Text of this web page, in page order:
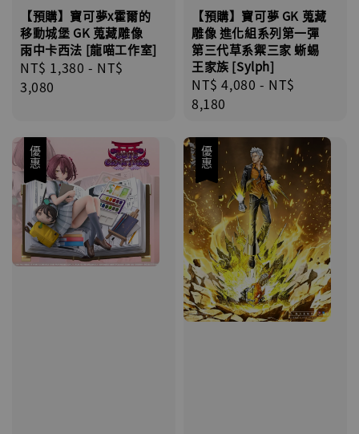
【預購】寶可夢x霍爾的
移動城堡 GK 蒐藏雕像
雨中卡西法 [龍喵工作室]
Regular
price
NT$ 1,380 - NT$
3,080
【預購】寶可夢 GK 蒐藏
雕像 進化組系列第一彈
第三代草系禦三家 蜥蜴
王家族 [Sylph]
Regular
price
NT$ 4,080 - NT$
8,180
優惠 優惠